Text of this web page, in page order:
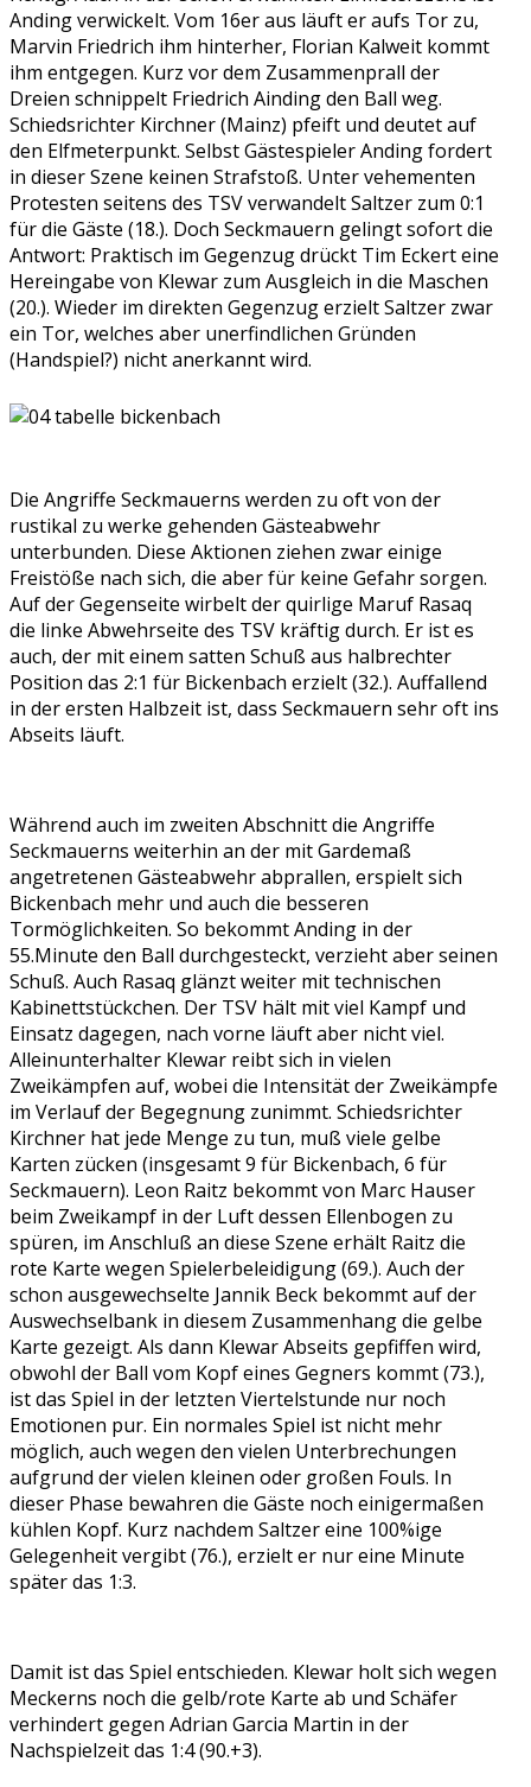
Anding verwickelt. Vom 16er aus läuft er aufs Tor zu,
Marvin Friedrich ihm hinterher, Florian Kalweit kommt
ihm entgegen. Kurz vor dem Zusammenprall der
Dreien schnippelt Friedrich Ainding den Ball weg.
Schiedsrichter Kirchner (Mainz) pfeift und deutet auf
den Elfmeterpunkt. Selbst Gästespieler Anding fordert
in dieser Szene keinen Strafstoß. Unter vehementen
Protesten seitens des TSV verwandelt Saltzer zum 0:1
für die Gäste (18.). Doch Seckmauern gelingt sofort die
Antwort: Praktisch im Gegenzug drückt Tim Eckert eine
Hereingabe von Klewar zum Ausgleich in die Maschen
(20.). Wieder im direkten Gegenzug erzielt Saltzer zwar
ein Tor, welches aber unerfindlichen Gründen
(Handspiel?) nicht anerkannt wird.
Die Angriffe Seckmauerns werden zu oft von der
rustikal zu werke gehenden Gästeabwehr
unterbunden. Diese Aktionen ziehen zwar einige
Freistöße nach sich, die aber für keine Gefahr sorgen.
Auf der Gegenseite wirbelt der quirlige Maruf Rasaq
die linke Abwehrseite des TSV kräftig durch. Er ist es
auch, der mit einem satten Schuß aus halbrechter
Position das 2:1 für Bickenbach erzielt (32.). Auffallend
in der ersten Halbzeit ist, dass Seckmauern sehr oft ins
Abseits läuft.
Während auch im zweiten Abschnitt die Angriffe
Seckmauerns weiterhin an der mit Gardemaß
angetretenen Gästeabwehr abprallen, erspielt sich
Bickenbach mehr und auch die besseren
Tormöglichkeiten. So bekommt Anding in der
55.Minute den Ball durchgesteckt, verzieht aber seinen
Schuß. Auch Rasaq glänzt weiter mit technischen
Kabinettstückchen. Der TSV hält mit viel Kampf und
Einsatz dagegen, nach vorne läuft aber nicht viel.
Alleinunterhalter Klewar reibt sich in vielen
Zweikämpfen auf, wobei die Intensität der Zweikämpfe
im Verlauf der Begegnung zunimmt. Schiedsrichter
Kirchner hat jede Menge zu tun, muß viele gelbe
Karten zücken (insgesamt 9 für Bickenbach, 6 für
Seckmauern). Leon Raitz bekommt von Marc Hauser
beim Zweikampf in der Luft dessen Ellenbogen zu
spüren, im Anschluß an diese Szene erhält Raitz die
rote Karte wegen Spielerbeleidigung (69.). Auch der
schon ausgewechselte Jannik Beck bekommt auf der
Auswechselbank in diesem Zusammenhang die gelbe
Karte gezeigt. Als dann Klewar Abseits gepfiffen wird,
obwohl der Ball vom Kopf eines Gegners kommt (73.),
ist das Spiel in der letzten Viertelstunde nur noch
Emotionen pur. Ein normales Spiel ist nicht mehr
möglich, auch wegen den vielen Unterbrechungen
aufgrund der vielen kleinen oder großen Fouls. In
dieser Phase bewahren die Gäste noch einigermaßen
kühlen Kopf. Kurz nachdem Saltzer eine 100%ige
Gelegenheit vergibt (76.), erzielt er nur eine Minute
später das 1:3.
Damit ist das Spiel entschieden. Klewar holt sich wegen
Meckerns noch die gelb/rote Karte ab und Schäfer
verhindert gegen Adrian Garcia Martin in der
Nachspielzeit das 1:4 (90.+3).